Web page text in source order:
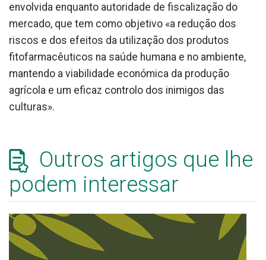
envolvida enquanto autoridade de fiscalização do
mercado, que tem como objetivo «a redução dos
riscos e dos efeitos da utilização dos produtos
fitofarmacêuticos na saúde humana e no ambiente,
mantendo a viabilidade económica da produção
agrícola e um eficaz controlo dos inimigos das
culturas».
Outros artigos que lhe
podem interessar